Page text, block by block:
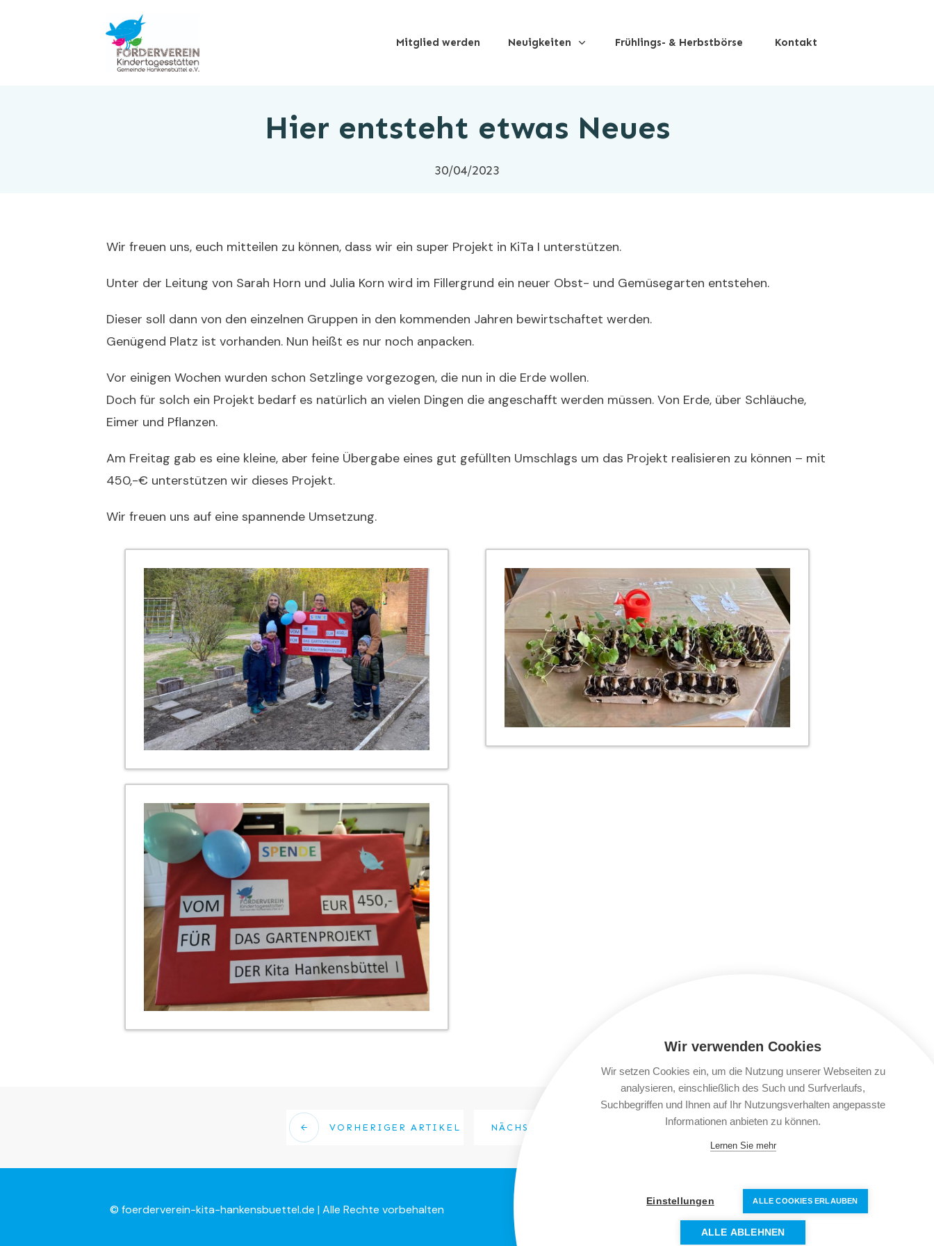
Mitglied werden Neuigkeiten Frühlings- & Herbstbörse Kontakt
Hier entsteht etwas Neues
30/04/2023
Wir freuen uns, euch mitteilen zu können, dass wir ein super Projekt in KiTa I unterstützen.
Unter der Leitung von Sarah Horn und Julia Korn wird im Fillergrund ein neuer Obst- und Gemüsegarten entstehen.
Dieser soll dann von den einzelnen Gruppen in den kommenden Jahren bewirtschaftet werden.
Genügend Platz ist vorhanden. Nun heißt es nur noch anpacken.
Vor einigen Wochen wurden schon Setzlinge vorgezogen, die nun in die Erde wollen.
Doch für solch ein Projekt bedarf es natürlich an vielen Dingen die angeschafft werden müssen. Von Erde, über Schläuche,
Eimer und Pflanzen.
Am Freitag gab es eine kleine, aber feine Übergabe eines gut gefüllten Umschlags um das Projekt realisieren zu können – mit
450,-€ unterstützen wir dieses Projekt.
Wir freuen uns auf eine spannende Umsetzung.
VORHERIGER ARTIKEL NÄCHSTER ARTIKEL
© foerderverein-kita-hankensbuettel.de | Alle Rechte vorbehalten Datenschutzerklärung
Wir verwenden Cookies
Wir setzen Cookies ein, um die Nutzung unserer Webseiten zu
analysieren, einschließlich des Such und Surfverlaufs,
Suchbegriffen und Ihnen auf Ihr Nutzungsverhalten angepasste
Informationen anbieten zu können.
Lernen Sie mehr
Einstellungen ALLE COOKIES ERLAUBEN
ALLE ABLEHNEN